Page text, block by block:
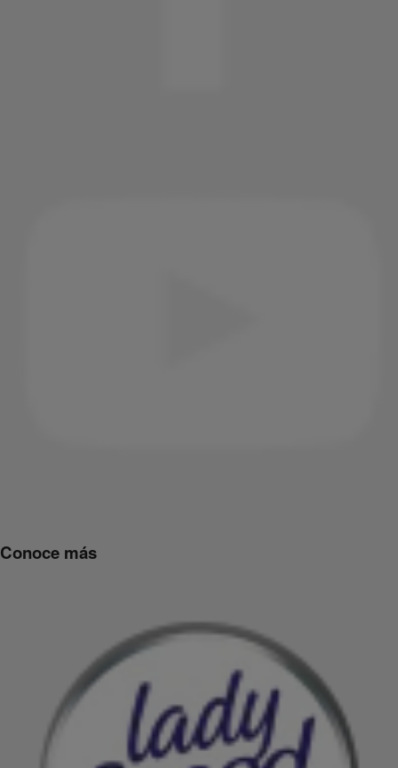
Conoce más